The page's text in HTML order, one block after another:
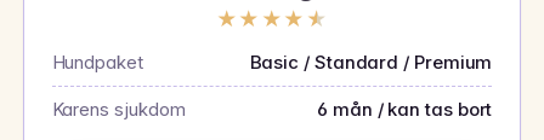
★ ★ ★ ★ ★
Hundpaket Basic / Standard / Premium
Karens sjukdom 6 mån / kan tas bort